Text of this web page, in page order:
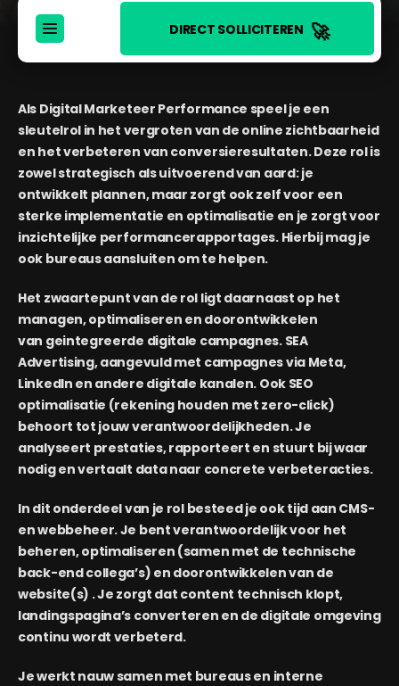
DIRECT SOLLICITEREN 🚀
Als Digital Marketeer Performance speel je een
sleutelrol in het vergroten van de online zichtbaarheid
en het verbeteren van conversieresultaten. Deze rol is
zowel strategisch als uitvoerend van aard: je
ontwikkelt plannen, maar zorgt ook zelf voor een
sterke implementatie en optimalisatie en je zorgt voor
inzichtelijke performancerapportages. Hierbij mag je
ook bureaus aansluiten om te helpen.
Het zwaartepunt van de rol ligt daarnaast op het
managen, optimaliseren en doorontwikkelen
van geintegreerde digitale campagnes. SEA
Advertising, aangevuld met campagnes via Meta,
LinkedIn en andere digitale kanalen. Ook SEO
optimalisatie (rekening houden met zero-click)
behoort tot jouw verantwoordelijkheden. Je
analyseert prestaties, rapporteert en stuurt bij waar
nodig en vertaalt data naar concrete verbeteracties.
In dit onderdeel van je rol besteed je ook tijd aan CMS-
en webbeheer. Je bent verantwoordelijk voor het
beheren, optimaliseren (samen met de technische
back-end collega’s) en doorontwikkelen van de
website(s) . Je zorgt dat content technisch klopt,
landingspagina’s converteren en de digitale omgeving
continu wordt verbeterd.
Je werkt nauw samen met bureaus en interne